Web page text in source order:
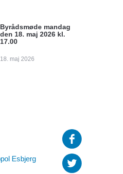
Byrådsmøde mandag
den 18. maj 2026 kl.
17.00
18. maj 2026
Esbjerg